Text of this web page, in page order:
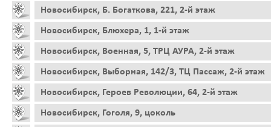
Новосибирск, Б. Богаткова, 221, 2-й этаж
Новосибирск, Блюхера, 1, 1-й этаж
Новосибирск, Военная, 5, ТРЦ АУРА, 2-й этаж
Новосибирск, Выборная, 142/3, ТЦ Пассаж, 2-й этаж
Новосибирск, Героев Революции, 64, 2-й этаж
Новосибирск, Гоголя, 9, цоколь